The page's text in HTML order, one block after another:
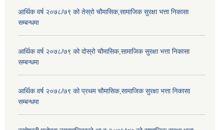
आर्थिक वर्ष २०७८/७९ को तेस्रो चौमासिक,सामाजिक सुरक्षा भत्ता निकासा
सम्बन्धमा
आर्थिक वर्ष २०७८/७९ को दोस्रो चौमासिक,सामाजिक सुरक्षा भत्ता निकासा
सम्बन्धमा
आर्थिक वर्ष २०७८/७९ को प्रथम चौमासिक,सामाजिक सुरक्षा भत्ता निकासा
सम्बन्धमा